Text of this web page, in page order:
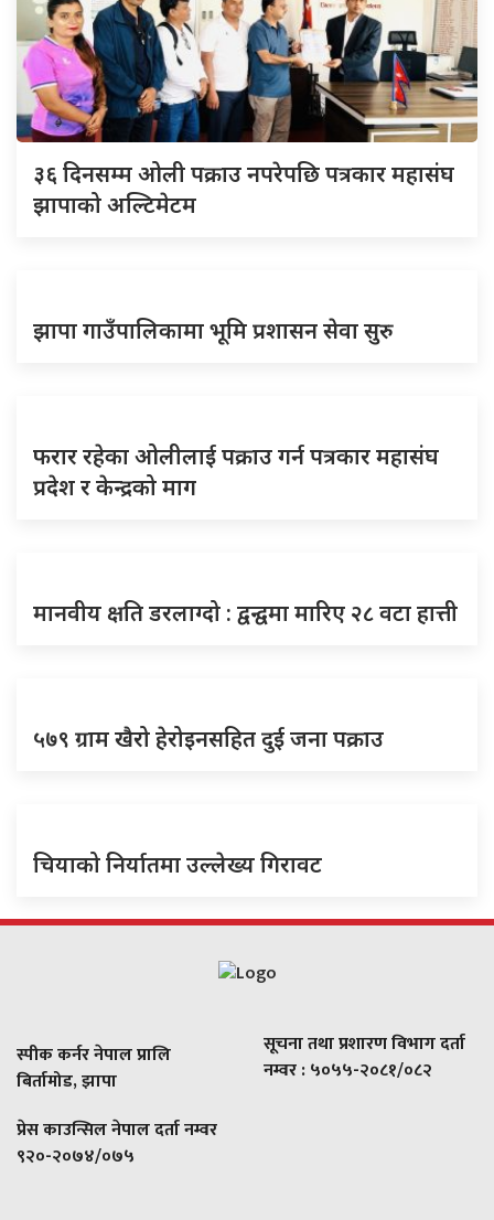
३६ दिनसम्म ओली पक्राउ नपरेपछि पत्रकार महासंघ
झापाको अल्टिमेटम
झापा गाउँपालिकामा भूमि प्रशासन सेवा सुरु
फरार रहेका ओलीलाई पक्राउ गर्न पत्रकार महासंघ
प्रदेश र केन्द्रको माग
मानवीय क्षति डरलाग्दो : द्वन्द्वमा मारिए २८ वटा हात्ती
५७९ ग्राम खैरो हेरोइनसहित दुई जना पक्राउ
चियाको निर्यातमा उल्लेख्य गिरावट
स्पीक कर्नर नेपाल प्रालि
बिर्तामोड, झापा
प्रेस काउन्सिल नेपाल दर्ता नम्वर
९२०-२०७४/०७५
सूचना तथा प्रशारण विभाग दर्ता
नम्वर : ५०५५-२०८१/०८२